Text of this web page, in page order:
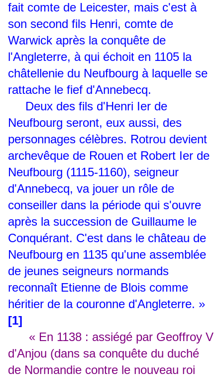
fait comte de Leicester, mais c'est à
son second fils Henri, comte de
Warwick après la conquête de
l'Angleterre, à qui échoit en 1105 la
châtellenie du Neufbourg à laquelle se
rattache le fief d'Annebecq.
Deux des fils d'Henri Ier de
Neufbourg seront, eux aussi, des
personnages célèbres. Rotrou devient
archevêque de Rouen et Robert Ier de
Neufbourg (1115-1160), seigneur
d'Annebecq, va jouer un rôle de
conseiller dans la période qui s'ouvre
après la succession de Guillaume le
Conquérant. C'est dans le château de
Neufbourg en 1135 qu'une assemblée
de jeunes seigneurs normands
reconnaît Etienne de Blois comme
héritier de la couronne d'Angleterre. »
[1]
« En 1138 : assiégé par Geoffroy V
d'Anjou (dans sa conquête du duché
de Normandie contre le nouveau roi